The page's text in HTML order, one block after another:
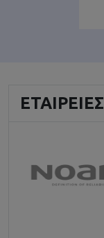
ΕΤΑΙΡΕΊΕΣ